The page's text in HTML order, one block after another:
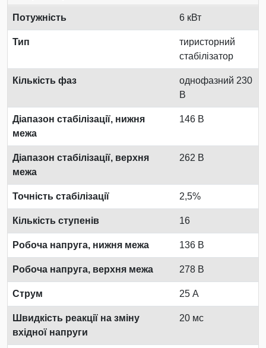
Потужність 6 кВт
Тип
тиристорний
стабілізатор
Кількість фаз
однофазний 230
В
Діапазон стабілізації, нижня
межа
146 В
Діапазон стабілізації, верхня
межа
262 В
Точність стабілізації 2,5%
Кількість ступенів 16
Робоча напруга, нижня межа 136 В
Робоча напруга, верхня межа 278 В
Струм 25 А
Швидкість реакції на зміну
вхідної напруги
20 мс